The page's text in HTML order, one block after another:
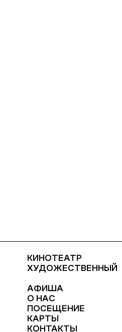
КИНОТЕАТР
ХУДОЖЕСТВЕННЫЙ
АФИША
О НАС
ПОСЕЩЕНИЕ
КАРТЫ
КОНТАКТЫ